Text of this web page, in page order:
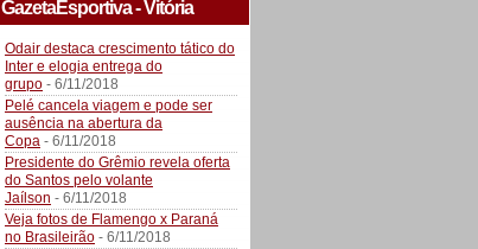
GazetaEsportiva - Vitória
Odair destaca crescimento tático do
Inter e elogia entrega do
grupo - 6/11/2018
Pelé cancela viagem e pode ser
ausência na abertura da
Copa - 6/11/2018
Presidente do Grêmio revela oferta
do Santos pelo volante
Jaílson - 6/11/2018
Veja fotos de Flamengo x Paraná
no Brasileirão - 6/11/2018